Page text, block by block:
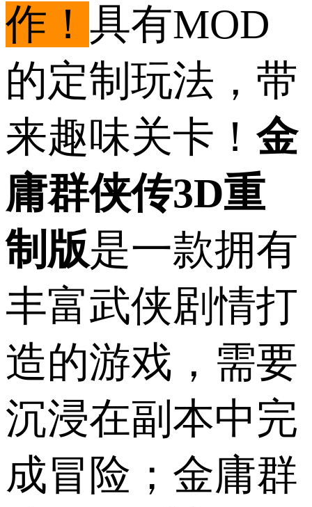
作！ 具有MOD
的定制玩法，带
来趣味关卡！ 金
庸群侠传3D重
制版是一款拥有
丰富武侠剧情打
造的游戏，需要
沉浸在副本中完
成冒险；金庸群